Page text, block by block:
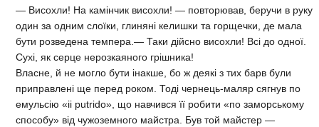
— Висохли! На камінчик висохли! — повторював, беручи в руку
один за одним слоїки, глиняні келишки та горщечки, де мала
бути розведена темпера.— Таки дійсно висохли! Всі до одної.
Сухі, як серце нерозкаяного грішника!
Власне, й не могло бути інакше, бо ж деякі з тих барв були
приправлені ще перед роком. Тоді чернець-маляр сягнув по
емульсію «іі putrido», що навчився її робити «по заморському
способу» від чужоземного майстра. Був той майстер —